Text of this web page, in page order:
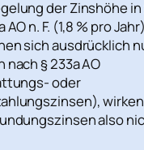
der Zinshöhe in
AO n. F. (1,8 % pro Jahr)
sich ausdrücklich
nach § 233a AO
oder
also